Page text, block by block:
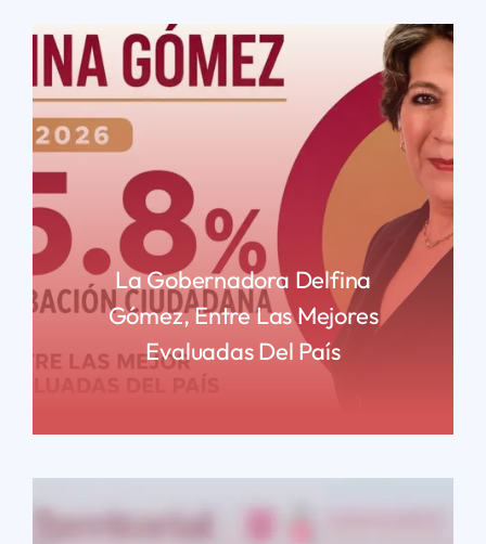
La Gobernadora Delfina
Gómez, Entre Las Mejores
Evaluadas Del País